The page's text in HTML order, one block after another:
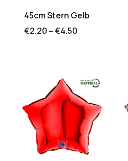
45cm Stern Gelb
€2.20 –€4.50